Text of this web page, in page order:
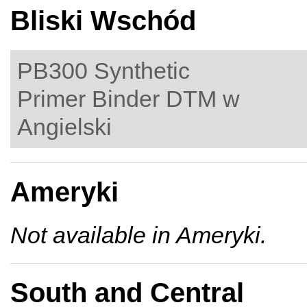
Bliski Wschód
PB300 Synthetic
Primer Binder DTM w
Angielski
Ameryki
Not available in Ameryki.
South and Central